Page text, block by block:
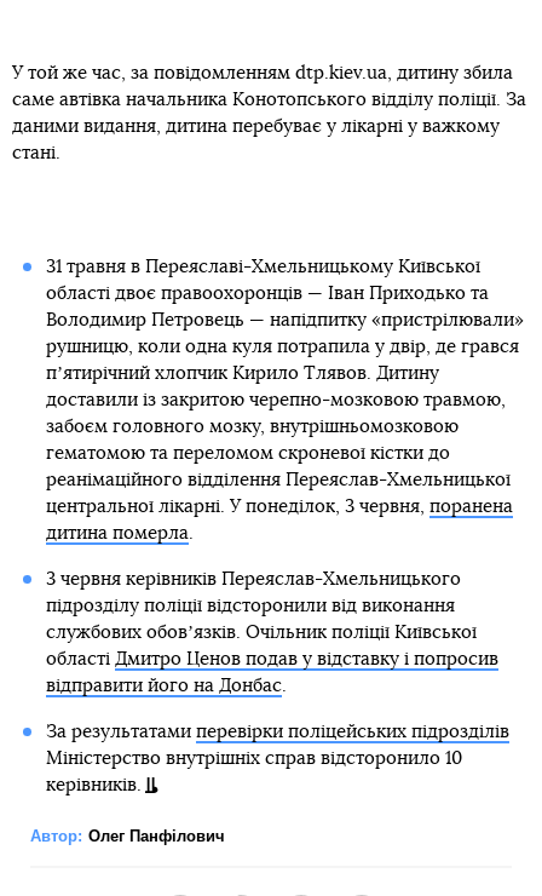
У той же час, за повідомленням dtp.kiev.ua, дитину збила
саме автівка начальника Конотопського відділу поліції. За
даними видання, дитина перебуває у лікарні у важкому
стані.
31 травня в Переяславі-Хмельницькому Київської
області двоє правоохоронців — Іван Приходько та
Володимир Петровець — напідпитку «пристрілювали»
рушницю, коли одна куля потрапила у двір, де грався
пʼятирічний хлопчик Кирило Тлявов. Дитину
доставили із закритою черепно-мозковою травмою,
забоєм головного мозку, внутрішньомозковою
гематомою та переломом скроневої кістки до
реанімаційного відділення Переяслав-Хмельницької
центральної лікарні. У понеділок, 3 червня, поранена
дитина померла.
3 червня керівників Переяслав-Хмельницького
підрозділу поліції відсторонили від виконання
службових обовʼязків. Очільник поліції Київської
області Дмитро Ценов подав у відставку і попросив
відправити його на Донбас.
За результатами перевірки поліцейських підрозділів
Міністерство внутрішніх справ відсторонило 10
керівників.
Автор: Олег Панфілович